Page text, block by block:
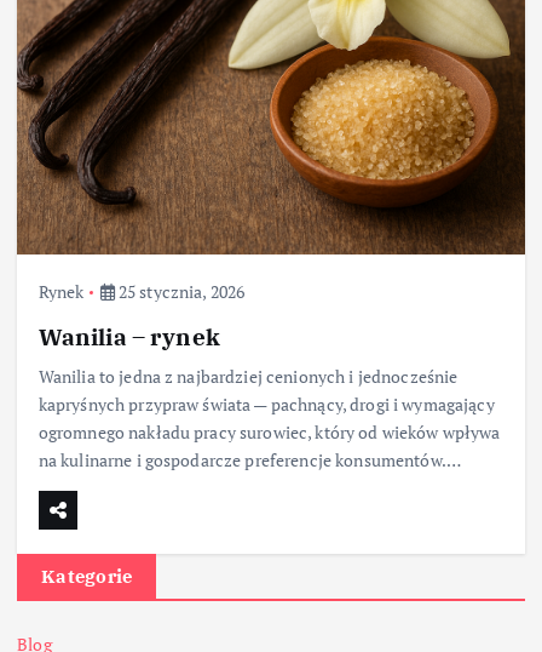
Rynek 25 stycznia, 2026
Wanilia – rynek
Wanilia to jedna z najbardziej cenionych i jednocześnie
kapryśnych przypraw świata — pachnący, drogi i wymagający
ogromnego nakładu pracy surowiec, który od wieków wpływa
na kulinarne i gospodarcze preferencje konsumentów.…
Kategorie
Blog